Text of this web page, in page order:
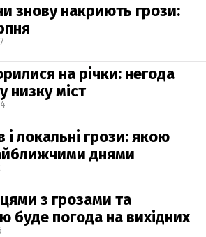
знову накриють грози:
на річки: негода
низку міст
і локальні грози: якою
днями
з грозами та
буде погода на вихідних